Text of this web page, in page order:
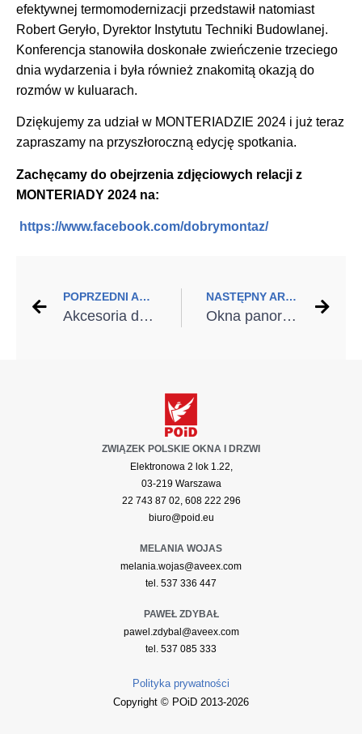
efektywnej termomodernizacji przedstawił natomiast
Robert Geryło, Dyrektor Instytutu Techniki Budowlanej.
Konferencja stanowiła doskonałe zwieńczenie trzeciego
dnia wydarzenia i była również znakomitą okazją do
rozmów w kuluarach.
Dziękujemy za udział w MONTERIADZIE 2024 i już teraz
zapraszamy na przyszłoroczną edycję spotkania.
Zachęcamy do obejrzenia zdjęciowych relacji z
MONTERIADY 2024 na:
https://www.facebook.com/dobrymontaz/
POPRZEDNI ARTYKUŁ
Akcesoria dla montera stolarki budowlanej – niezbędne wsparcie dla profesjonalistów
NASTĘPNY ARTYKUŁ
Okna panoramiczne i ich zalety, wady oraz możliwości
ZWIĄZEK POLSKIE OKNA I DRZWI
Elektronowa 2 lok 1.22,
03-219 Warszawa
22 743 87 02, 608 222 296
biuro@poid.eu
MELANIA WOJAS
melania.wojas@aveex.com
tel. 537 336 447
PAWEŁ ZDYBAŁ
pawel.zdybal@aveex.com
tel. 537 085 333
Polityka prywatności
Copyright © POiD 2013-2026